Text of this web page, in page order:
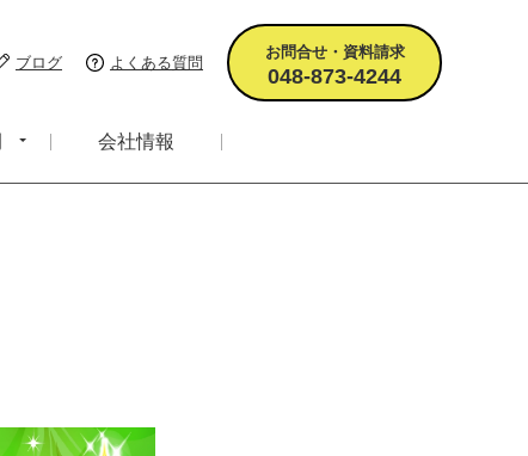
ブログ よくある質問
お問合せ・資料請求
048-873-4244
会社情報